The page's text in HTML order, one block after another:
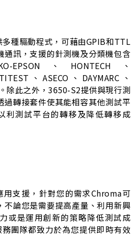
種驅動程式，可藉由GPIB和TTL
通訊，支援的針測機及分類機包含
EPSON、HONTECH、
、ASECO、DAYMARC、
除此之外，3650-S2提供與現行測
過轉接套件使其能相容其他測試平
利測試平台的轉移及降低轉移成
支援，針對您的需求Chroma可
不論您是需要提高產量、利用新興
或是運用創新的策略降低測試成
團隊都致力於為您提供即時有效